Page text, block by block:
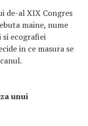
de-al XIX Congres
maine, nume
ecografiei
in ce masura se
unui